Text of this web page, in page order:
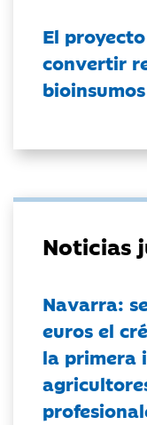
El
convertir
Noticias
Navarra:
euros el
la primera